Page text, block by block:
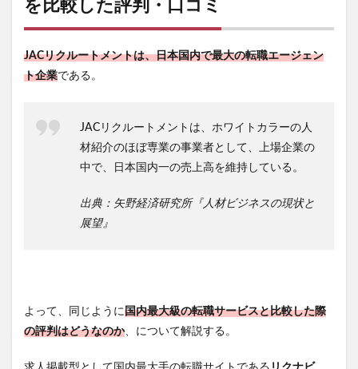
を比較した評判・口コミ
JACリクルートメントは、日本国内で最大の転職エージェン
ト企業である。
JACリクルートメントは、ホワイトカラーの人
材紹介のほぼ専業の事業者として、上場企業の
中で、日本国内一の売上高を維持している。
出典：矢野経済研究所『人材ビジネスの現状と
展望』
よって、同じように国内最大級の転職サービスと比較した際
の評判はどうなのか、について解説する。